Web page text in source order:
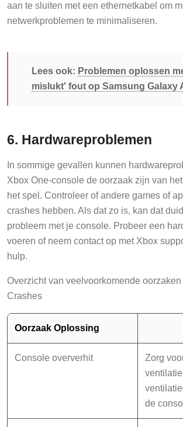
aan te sluiten met een ethernetkabel om
netwerkproblemen te minimaliseren.
Lees ook: Problemen oplossen
mislukt' fout op Samsung Galaxy
6. Hardwareproblemen
In sommige gevallen kunnen
Xbox One-console de oorzaak zijn van
het spel. Controleer of andere games of
crashes hebben. Als dat zo is, kan dat
probleem met je console. Probeer een
voeren of neem contact op met Xbox
hulp.
Overzicht van veelvoorkomende
Crashes
Oorzaak Oplossing
Console oververhit
Zorg
de